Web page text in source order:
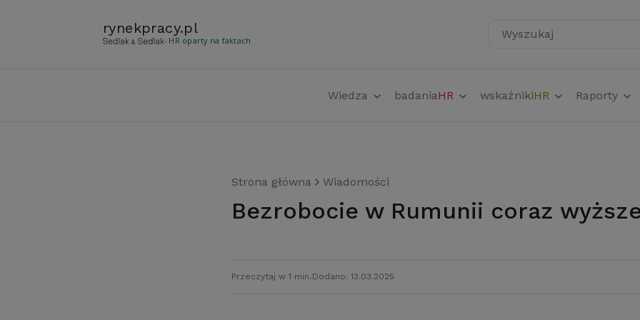
rynekpracy.pl
- HR oparty na faktach Wyszukaj
Wiedza badaniaHR wskaźnikiHR Raporty
Strona główna Wiadomości
Bezrobocie w Rumunii coraz
Przeczytaj w 1 min. Dodano: 13.03.2025